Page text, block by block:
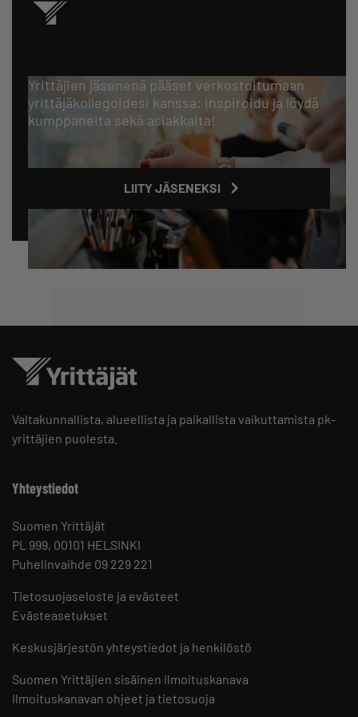
Yrittäjien jäsenenä pääset verkostoitumaan
yrittäjäkollegoidesi kanssa: inspiroidu ja löydä
kumppaneita sekä asiakkaita!
LIITY JÄSENEKSI
Valtakunnallista, alueellista ja paikallista vaikuttamista pk-
yrittäjien puolesta.
Yhteystiedot
Suomen Yrittäjät
PL 999, 00101 HELSINKI
Puhelinvaihde 09 229 221
Tietosuojaseloste ja evästeet
Evästeasetukset
Keskusjärjestön yhteystiedot ja henkilöstö
Suomen Yrittäjien sisäinen ilmoituskanava
Ilmoituskanavan ohjeet ja tietosuoja